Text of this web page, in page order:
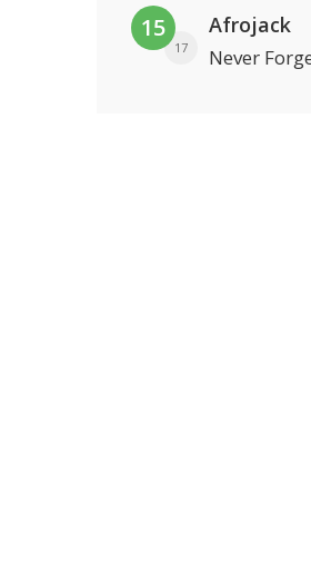
15
17
Afrojack
Never